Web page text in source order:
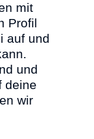
mit
Profil
auf und
und
deine
wir